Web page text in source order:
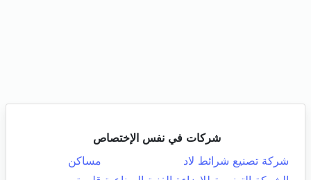
شركات في نفس الإختصاص
شركة تصنيع شرائط لاد
مساكن